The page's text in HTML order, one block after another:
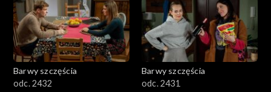
Barwy szczęścia
odc. 2432
Barwy szczęścia
odc. 2431